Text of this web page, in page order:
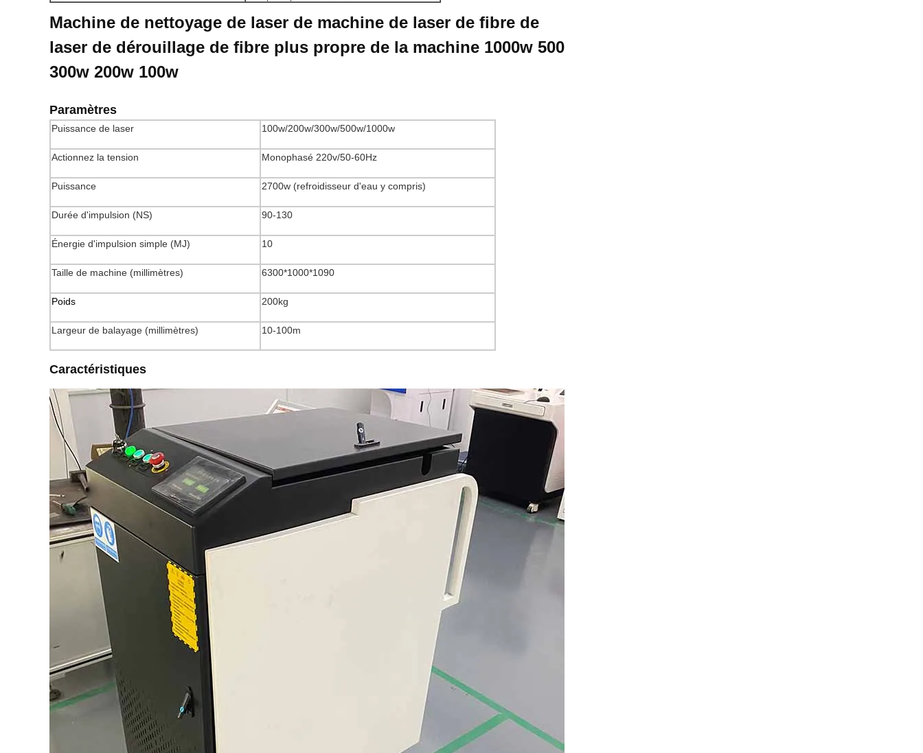
Machine de nettoyage de laser de machine de laser de fibre de
laser de dérouillage de fibre plus propre de la machine 1000w 500
300w 200w 100w
Paramètres
Puissance de laser 100w/200w/300w/500w/1000w
Actionnez la tension Monophasé 220v/50-60Hz
Puissance 2700w (refroidisseur d'eau y compris)
Durée d'impulsion (NS) 90-130
Énergie d'impulsion simple (MJ) 10
Taille de machine (millimètres) 6300*1000*1090
Poids 200kg
Largeur de balayage (millimètres) 10-100m
Caractéristiques